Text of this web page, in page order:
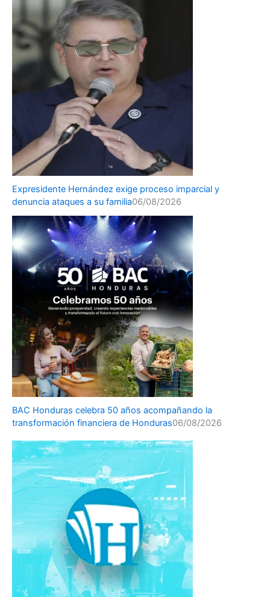
Expresidente Hernández exige proceso imparcial y
denuncia ataques a su familia06/08/2026
BAC Honduras celebra 50 años acompañando la
transformación financiera de Honduras06/08/2026